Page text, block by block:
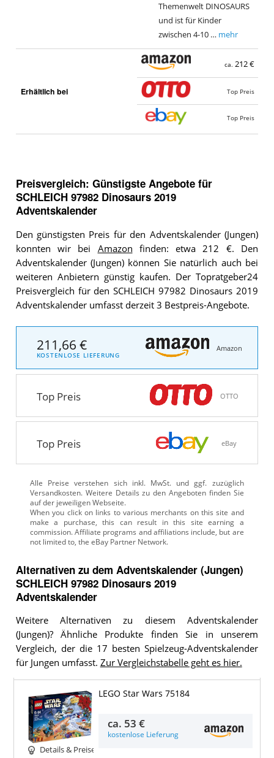
Themenwelt DINOSAURS
und ist für Kinder
zwischen 4-10 … mehr
Erhältlich bei
ca. 212 €
Top Preis
Top Preis
Preisvergleich: Günstigste Angebote für
SCHLEICH 97982 Dinosaurs 2019
Adventskalender
Den günstigsten Preis für den Adventskalender (Jungen)
konnten wir bei Amazon finden: etwa 212 €. Den
Adventskalender (Jungen) können Sie natürlich auch bei
weiteren Anbietern günstig kaufen. Der Topratgeber24
Preisvergleich für den SCHLEICH 97982 Dinosaurs 2019
Adventskalender umfasst derzeit 3 Bestpreis-Angebote.
211,66 €
KOSTENLOSE LIEFERUNG
Amazon
Top Preis OTTO
Top Preis eBay
Alle Preise verstehen sich inkl. MwSt. und ggf. zuzüglich
Versandkosten. Weitere Details zu den Angeboten finden Sie
auf der jeweiligen Webseite.
Alternativen zu dem Adventskalender (Jungen)
SCHLEICH 97982 Dinosaurs 2019
Adventskalender
Weitere Alternativen zu diesem Adventskalender
(Jungen)? Ähnliche Produkte finden Sie in unserem
Vergleich, der die 17 besten Spielzeug-Adventskalender
für Jungen umfasst. Zur Vergleichstabelle geht es hier.
Details & Preise
LEGO Star Wars 75184
ca. 53 €
kostenlose Lieferung